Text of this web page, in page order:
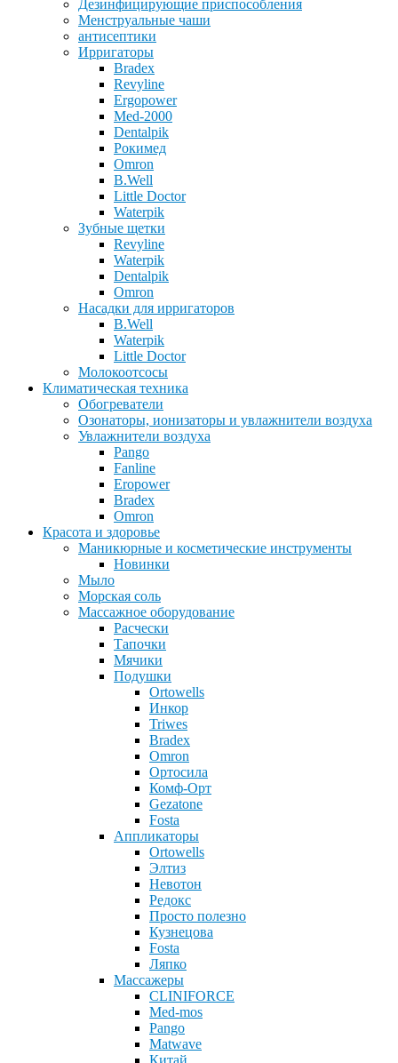
Дезинфицирующие приспособления
Менструальные чаши
антисептики
Ирригаторы
Bradex
Revyline
Ergopower
Med-2000
Dentalpik
Рокимед
Omron
B.Well
Little Doctor
Waterpik
Зубные щетки
Revyline
Waterpik
Dentalpik
Omron
Насадки для ирригаторов
B.Well
Waterpik
Little Doctor
Молокоотсосы
Климатическая техника
Обогреватели
Озонаторы, ионизаторы и увлажнители воздуха
Увлажнители воздуха
Pango
Fanline
Eropower
Bradex
Omron
Красота и здоровье
Маникюрные и косметические инструменты
Новинки
Мыло
Морская соль
Массажное оборудование
Расчески
Тапочки
Мячики
Подушки
Ortowells
Инкор
Triwes
Bradex
Omron
Ортосила
Комф-Орт
Gezatone
Fosta
Аппликаторы
Ortowells
Элтиз
Невотон
Редокс
Просто полезно
Кузнецова
Fosta
Ляпко
Массажеры
CLINIFORCE
Med-mos
Pango
Matwave
Китай